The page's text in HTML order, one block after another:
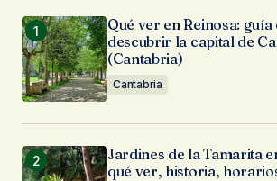
Qué ver en Reinosa:
descubrir la capital de
(Cantabria)
Cantabria
Jardines de la Tamarita
qué ver, historia,